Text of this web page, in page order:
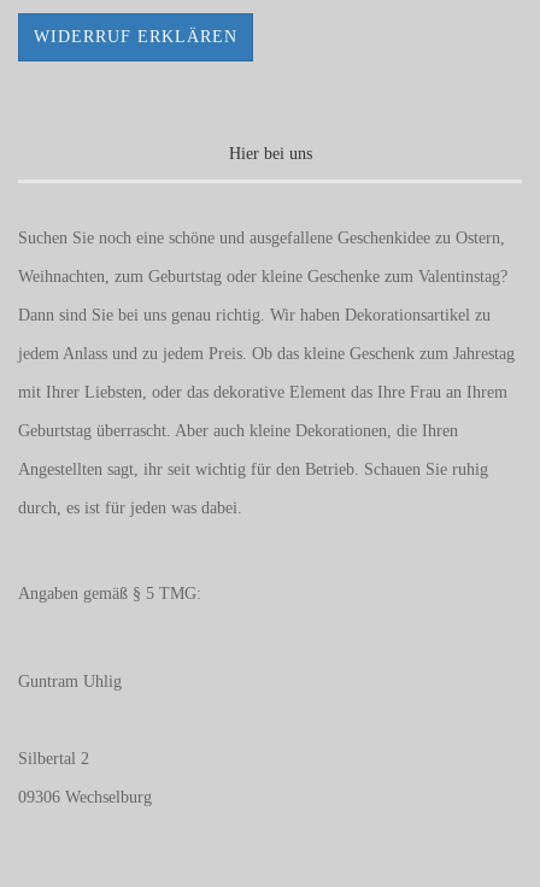
WIDERRUF ERKLÄREN
Hier bei uns
Suchen Sie noch eine schöne und ausgefallene Geschenkidee zu Ostern,
Weihnachten, zum Geburtstag oder kleine Geschenke zum Valentinstag?
Dann sind Sie bei uns genau richtig. Wir haben Dekorationsartikel zu
jedem Anlass und zu jedem Preis. Ob das kleine Geschenk zum Jahrestag
mit Ihrer Liebsten, oder das dekorative Element das Ihre Frau an Ihrem
Geburtstag überrascht. Aber auch kleine Dekorationen, die Ihren
Angestellten sagt, ihr seit wichtig für den Betrieb. Schauen Sie ruhig
durch, es ist für jeden was dabei.
Angaben gemäß § 5 TMG:
Guntram Uhlig
Silbertal 2
09306 Wechselburg